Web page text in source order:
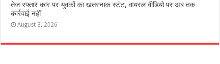
तेज रफ्तार कार पर युवकों का खतरनाक स्टंट, वायरल वीडियो पर अब तक
कार्रवाई नहीं
August 3, 2026